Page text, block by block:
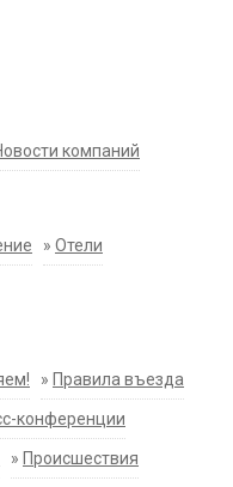
компаний
» Отели
» Правила въезда
конференции
» Происшествия